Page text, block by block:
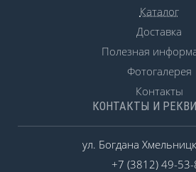
Каталог
Доставка
Полезная
Фотогалерея
Контакты
КОНТАКТЫ И
ул. Богдана
+7 (3812) 49-